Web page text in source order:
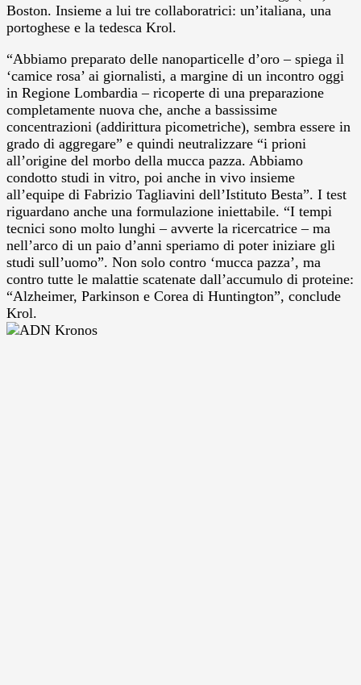
Boston. Insieme a lui tre collaboratrici: un’italiana, una
portoghese e la tedesca Krol.
“Abbiamo preparato delle nanoparticelle d’oro – spiega il
‘camice rosa’ ai giornalisti, a margine di un incontro oggi
in Regione Lombardia – ricoperte di una preparazione
completamente nuova che, anche a bassissime
concentrazioni (addirittura picometriche), sembra essere in
grado di aggregare” e quindi neutralizzare “i prioni
all’origine del morbo della mucca pazza. Abbiamo
condotto studi in vitro, poi anche in vivo insieme
all’equipe di Fabrizio Tagliavini dell’Istituto Besta”. I test
riguardano anche una formulazione iniettabile. “I tempi
tecnici sono molto lunghi – avverte la ricercatrice – ma
nell’arco di un paio d’anni speriamo di poter iniziare gli
studi sull’uomo”. Non solo contro ‘mucca pazza’, ma
contro tutte le malattie scatenate dall’accumulo di proteine:
“Alzheimer, Parkinson e Corea di Huntington”, conclude
Krol.